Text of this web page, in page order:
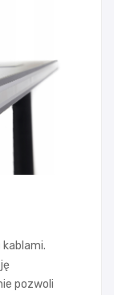
pozwoli